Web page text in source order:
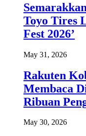
Toyo Tires
Fest 2026’
May 31, 2026
Rakuten
Membaca
Ribuan
May 30, 2026